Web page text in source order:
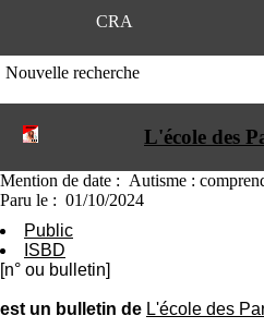
CRA
Nouvelle recherche
L'école des
Mention de date : Autisme :
Paru le : 01/10/2024
Public
ISBD
[n° ou bulletin]
est un bulletin de L'école des
I
f
r
e